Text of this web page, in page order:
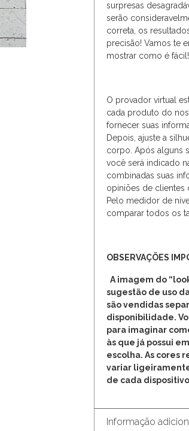
surpresas
serão
correta, os
precisão! Vamos te
mostrar como é fácil!
O provador virtual
cada produto do
fornecer suas
Depois, ajuste a
corpo. Após alguns
você será indicado
combinadas suas
opiniões de clientes
Pelo medidor de
comparar todos os
OBSERVAÇÕES
A imagem do
sugestão de uso
são vendidas
disponibilidade.
para imaginar
às que já possui
escolha. As cores
variar
de cada
Informação